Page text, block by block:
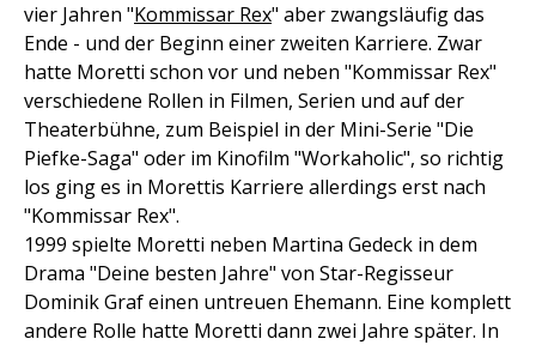
vier Jahren "Kommissar Rex" aber zwangsläufig das
Ende - und der Beginn einer zweiten Karriere. Zwar
hatte Moretti schon vor und neben "Kommissar Rex"
verschiedene Rollen in Filmen, Serien und auf der
Theaterbühne, zum Beispiel in der Mini-Serie "Die
Piefke-Saga" oder im Kinofilm "Workaholic", so richtig
los ging es in Morettis Karriere allerdings erst nach
"Kommissar Rex".
1999 spielte Moretti neben Martina Gedeck in dem
Drama "Deine besten Jahre" von Star-Regisseur
Dominik Graf einen untreuen Ehemann. Eine komplett
andere Rolle hatte Moretti dann zwei Jahre später. In